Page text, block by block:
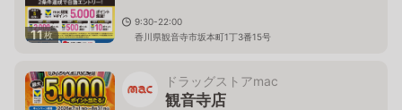
11枚
9:30-22:00
香川県観音寺市坂本町1丁3番15号
ドラッグストアmac
観音寺店